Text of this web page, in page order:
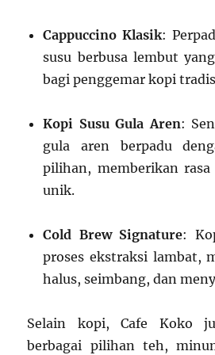
Cappuccino Klasik:
susu berbusa lembut
bagi penggemar kopi
Kopi Susu Gula Aren:
gula aren berpadu
pilihan, memberikan
unik.
Cold Brew Signature:
proses ekstraksi lambat,
halus, seimbang, dan
Selain kopi, Cafe Koko
berbagai pilihan teh,